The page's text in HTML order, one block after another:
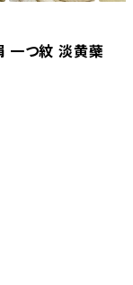
一つ紋 淡黄蘗